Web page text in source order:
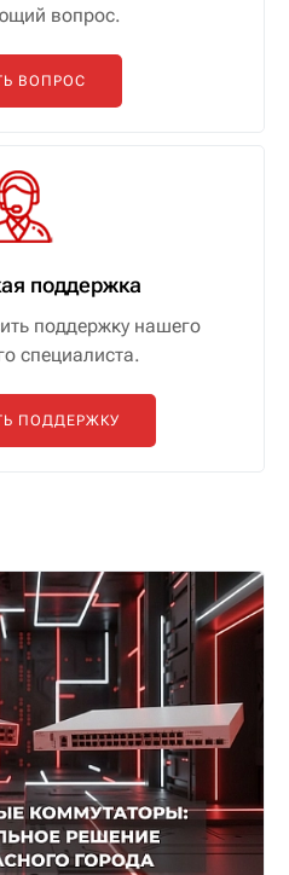
вопрос.
ВОПРОС
поддержка
поддержку нашего
специалиста.
ПОДДЕРЖКУ